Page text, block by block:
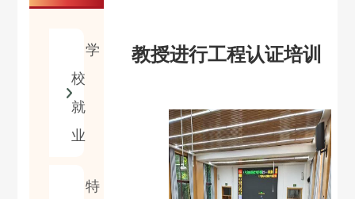
学
校
就
业
特
教授进行工程认证培训